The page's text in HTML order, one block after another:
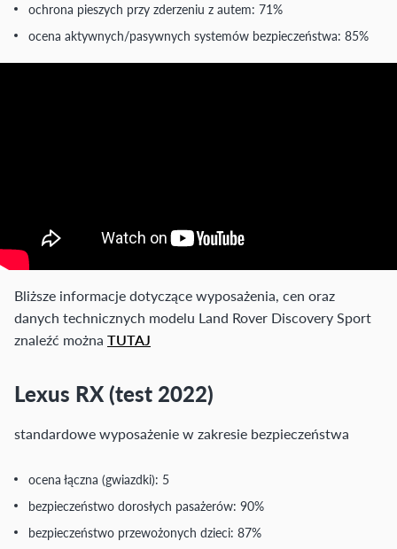
ochrona pieszych przy zderzeniu z autem: 71%
ocena aktywnych/pasywnych systemów bezpieczeństwa: 85%
Bliższe informacje dotyczące wyposażenia, cen oraz
danych technicznych modelu Land Rover Discovery Sport
znaleźć można TUTAJ
Lexus RX (test 2022)
standardowe wyposażenie w zakresie bezpieczeństwa
ocena łączna (gwiazdki): 5
bezpieczeństwo dorosłych pasażerów: 90%
bezpieczeństwo przewożonych dzieci: 87%